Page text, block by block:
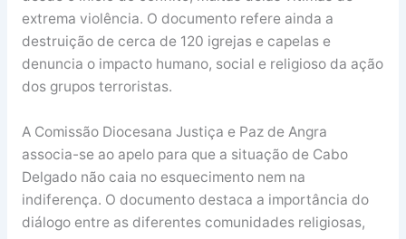
extrema violência. O documento refere ainda a
destruição de cerca de 120 igrejas e capelas e
denuncia o impacto humano, social e religioso da ação
dos grupos terroristas.
A Comissão Diocesana Justiça e Paz de Angra
associa-se ao apelo para que a situação de Cabo
Delgado não caia no esquecimento nem na
indiferença. O documento destaca a importância do
diálogo entre as diferentes comunidades religiosas,